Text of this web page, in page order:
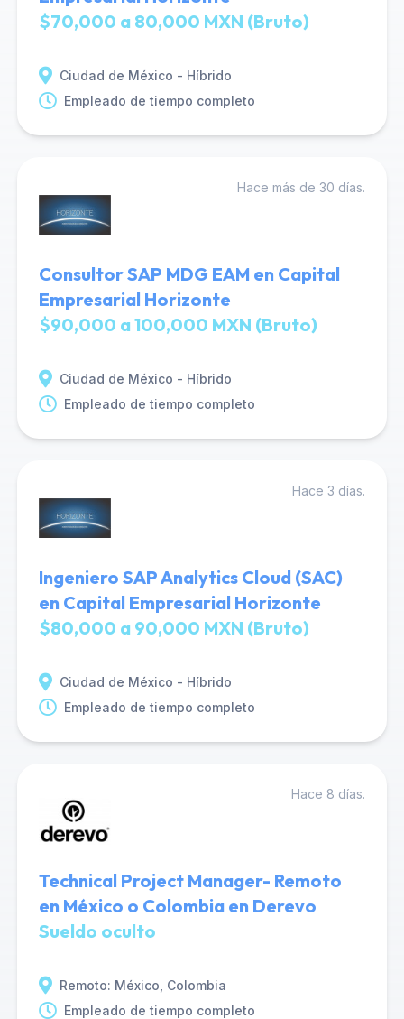
$70,000 a 80,000 MXN (Bruto)
Ciudad de México - Híbrido
Empleado de tiempo completo
Hace más de 30 días.
Consultor SAP MDG EAM en Capital
Empresarial Horizonte
$90,000 a 100,000 MXN (Bruto)
Ciudad de México - Híbrido
Empleado de tiempo completo
Hace 3 días.
Ingeniero SAP Analytics Cloud (SAC)
en Capital Empresarial Horizonte
$80,000 a 90,000 MXN (Bruto)
Ciudad de México - Híbrido
Empleado de tiempo completo
Hace 8 días.
Technical Project Manager- Remoto
en México o Colombia en Derevo
Sueldo oculto
Remoto: México, Colombia
Empleado de tiempo completo